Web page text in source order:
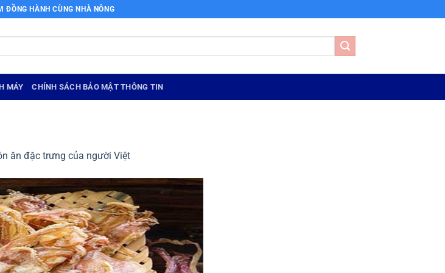
ĐỒNG HÀNH CÙNG NHÀ NÔNG
MÁY CHÍNH SÁCH BẢO MẬT THÔNG TIN
ăn đặc trưng của người Việt